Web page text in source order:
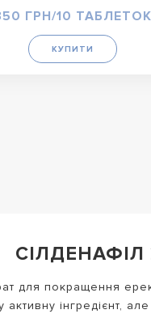
ГРН/10 ТАБЛЕТОК
КУПИТИ
СІЛДЕНАФІЛ
для покращення
активну інгредієнт,